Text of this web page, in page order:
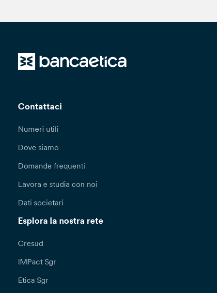
Contattaci
Numeri utili
Dove siamo
Domande frequenti
Lavora e studia con noi
Dati societari
Esplora la nostra rete
Cresud
IMPact Sgr
Etica Sgr